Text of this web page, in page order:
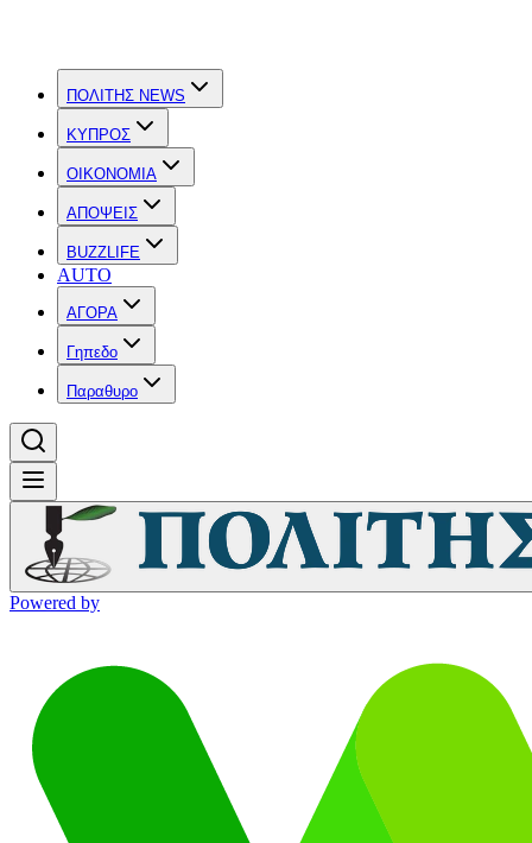
ΠΟΛΙΤΗΣ NEWS
ΚΥΠΡΟΣ
OIKONOMIA
ΑΠΟΨΕΙΣ
BUZZLIFE
AUTO
ΑΓΟΡΑ
Γηπεδο
Παραθυρο
Powered by